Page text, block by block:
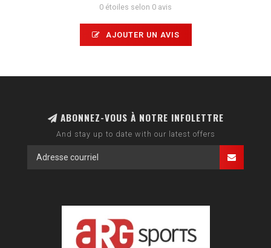
0 étoiles selon 0 avis
AJOUTER UN AVIS
ABONNEZ-VOUS À NOTRE INFOLETTRE
And stay up to date with our latest offers